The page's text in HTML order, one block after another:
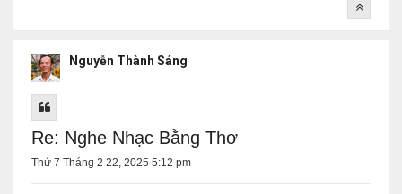
Nguyễn Thành Sáng
Re: Nghe Nhạc Bằng Thơ
Thứ 7 Tháng 2 22, 2025 5:12 pm